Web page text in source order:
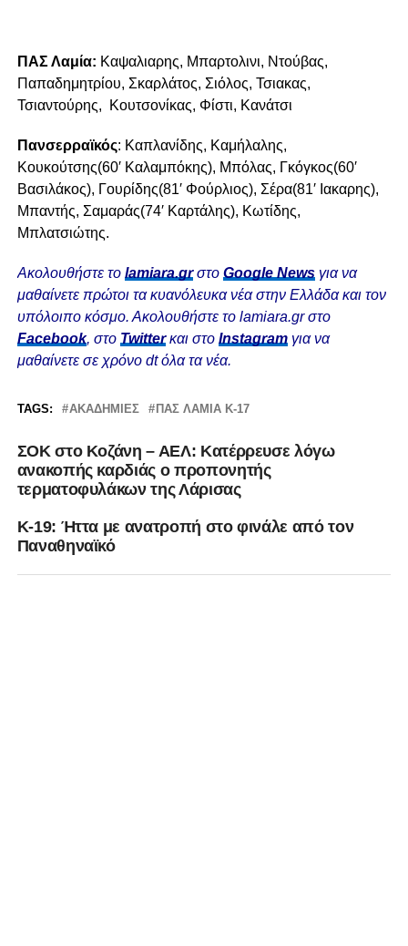
ΠΑΣ Λαμία: Καψαλιαρης, Μπαρτολινι, Ντούβας,
Παπαδημητρίου, Σκαρλάτος, Σιόλος, Τσιακας,
Τσιαντούρης, Κουτσονίκας, Φίστι, Κανάτσι
Πανσερραϊκός: Καπλανίδης, Καμήλαλης,
Κουκούτσης(60′ Καλαμπόκης), Μπόλας, Γκόγκος(60′
Βασιλάκος), Γουρίδης(81′ Φούρλιος), Σέρα(81′ Ιακαρης),
Μπαντής, Σαμαράς(74′ Καρτάλης), Κωτίδης,
Μπλατσιώτης.
Ακολουθήστε το lamiara.grστο Google Newsγια να
μαθαίνετε πρώτοι τα κυανόλευκα νέα στην Ελλάδα και τον
υπόλοιπο κόσμο. Ακολουθήστε το lamiara.gr στο
Facebook, στο Twitterκαι στο Instagram για να
μαθαίνετε σε χρόνο dt όλα τα νέα.
TAGS: ΑΚΑΔΗΜΊΕΣ ΠΑΣ ΛΑΜΙΑ Κ-17
ΣΟΚ στο Κοζάνη – ΑΕΛ: Κατέρρευσε λόγω
ανακοπής καρδιάς ο προπονητής
τερματοφυλάκων της Λάρισας
Κ-19: Ήττα με ανατροπή στο φινάλε από τον
Παναθηναϊκό